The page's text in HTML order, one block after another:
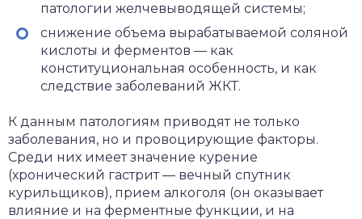
патологии желчевыводящей системы;
снижение объема вырабатываемой соляной
кислоты и ферментов — как
конституциональная особенность, и как
следствие заболеваний ЖКТ.
К данным патологиям приводят не только
заболевания, но и провоцирующие факторы.
Среди них имеет значение курение
(хронический гастрит — вечный спутник
курильщиков), прием алкоголя (он оказывает
влияние и на ферментные функции, и на